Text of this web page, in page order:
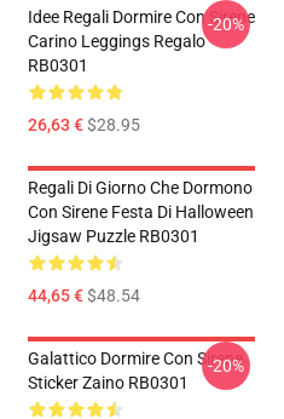
Idee Regali Dormire Con Sirene
Carino Leggings Regalo
RB0301
26,63 €$28.95
-20%
Regali Di Giorno Che Dormono
Con Sirene Festa Di Halloween
Jigsaw Puzzle RB0301
44,65 €$48.54
Galattico Dormire Con Sirene
Sticker Zaino RB0301
-20%